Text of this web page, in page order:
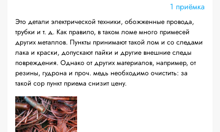
1 приёмка
Это детали электрической техники, обожженные провода,
трубки и т. д. Как правило, в таком ломе много примесей
других металлов. Пункты принимают такой лом и со следами
лака и краски, допускают пайки и другие внешние следы
повреждения. Однако от других материалов, например, от
резины, гудрона и проч. медь необходимо очистить: за
такой сор пункт приема снизит цену.